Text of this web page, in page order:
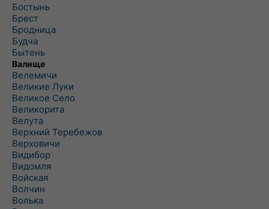
Бостынь
Брест
Бродница
Будча
Бытень
Валище
Велемичи
Великие Луки
Великое Село
Великорита
Велута
Верхний Теребежов
Верховичи
Видибор
Видомля
Войская
Волчин
Волька